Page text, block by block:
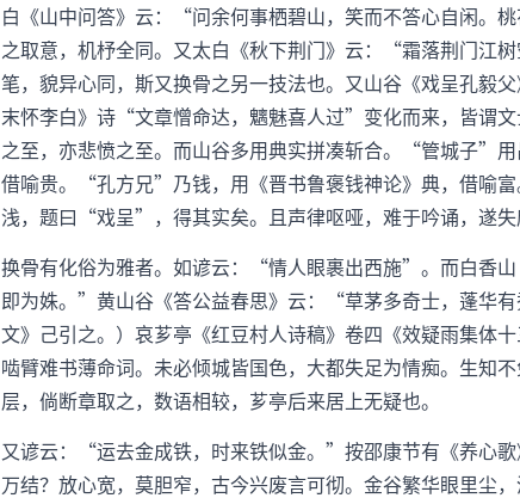
白《山中问答》云：“问余何事栖碧山，笑而不答心自闲
之取意，机杼全同。又太白《秋下荆门》云：“霜落荆门江
笔，貌异心同，斯又换骨之另一技法也。又山谷《戏呈孔
末怀李白》诗“文章憎命达，魑魅喜人过”变化而来，皆谓
之至，亦悲愤之至。而山谷多用典实拼凑斩合。“管城子”
借喻贵。“孔方兄”乃钱，用《晋书鲁褒钱神论》典，借喻
浅，题曰“戏呈”，得其实矣。且声律呕哑，难于吟诵，遂失
换骨有化俗为雅者。如谚云：“情人眼裹出西施”。而白香
即为姝。”黄山谷《答公益春思》云：“草茅多奇士，蓬华
文》己引之。）哀芗亭《红豆村人诗稿》卷四《效疑雨集体
啮臂难书薄命词。未必倾城皆国色，大都失足为情痴。生知
层，倘断章取之，数语相较，芗亭后来居上无疑也。
又谚云：“运去金成铁，时来铁似金。”按邵康节有《养心
万结？放心宽，莫胆窄，古今兴废言可彻。金谷繁华眼里尘